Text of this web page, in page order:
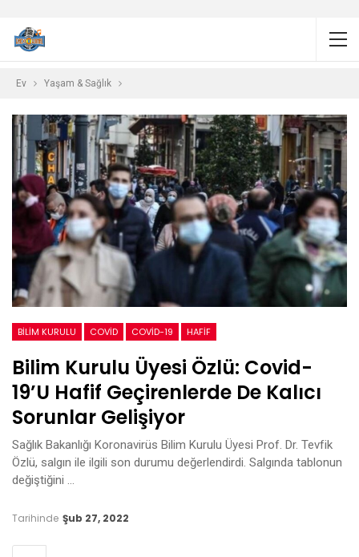
Ev Yaşam & Sağlık
BILIM KURULU COVID COVID-19 HAFIF
Bilim Kurulu Üyesi Özlü: Covid-
19’u Hafif Geçirenlerde De Kalıcı
Sorunlar Gelişiyor
Sağlık Bakanlığı Koronavirüs Bilim Kurulu Üyesi Prof. Dr. Tevfik
Özlü, salgın ile ilgili son durumu değerlendirdi. Salgında tablonun
değiştiğini …
Tarihinde Şub 27, 2022